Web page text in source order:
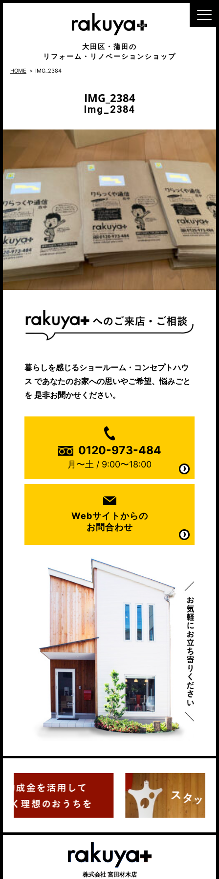
大田区・蒲田の
リフォーム・リノベーションショップ
MENU
HOME IMG_2384
IMG_2384
Img_2384
暮らしを感じるショールーム・コンセプトハウ
ス であなたのお家への思いやご希望、悩みごと
を 是非お聞かせください。
0120-973-484
月〜土 / 9:00〜18:00
Webサイトからの
お問合わせ
株式会社 宮田材木店